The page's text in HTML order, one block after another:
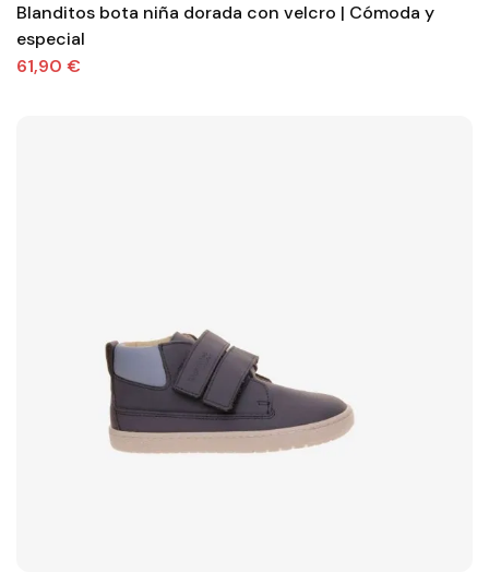
Blanditos bota niña dorada con velcro | Cómoda y
especial
61,90 €